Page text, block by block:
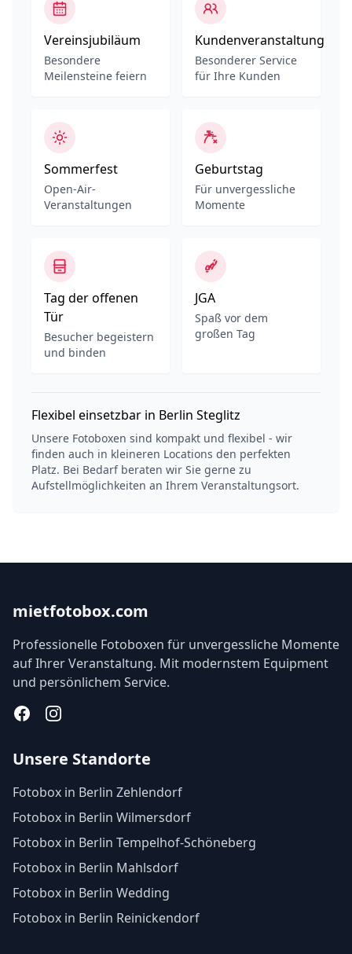
Vereinsjubiläum
Besondere
Meilensteine feiern
Kundenveranstaltung
Besonderer Service
für Ihre Kunden
Sommerfest
Open-Air-
Veranstaltungen
Geburtstag
Für unvergessliche
Momente
Tag der offenen
Tür
Besucher begeistern
und binden
JGA
Spaß vor dem
großen Tag
Flexibel einsetzbar in Berlin Steglitz
Unsere Fotoboxen sind kompakt und flexibel - wir
finden auch in kleineren Locations den perfekten
Platz. Bei Bedarf beraten wir Sie gerne zu
Aufstellmöglichkeiten an Ihrem Veranstaltungsort.
mietfotobox.com
Professionelle Fotoboxen für unvergessliche Momente
auf Ihrer Veranstaltung. Mit modernstem Equipment
und persönlichem Service.
FacebookInstagram
Unsere Standorte
Fotobox in Berlin Zehlendorf
Fotobox in Berlin Wilmersdorf
Fotobox in Berlin Tempelhof-Schöneberg
Fotobox in Berlin Mahlsdorf
Fotobox in Berlin Wedding
Fotobox in Berlin Reinickendorf